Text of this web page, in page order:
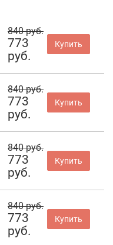
840 руб.
773
руб.
Купить
840 руб.
773
руб.
Купить
840 руб.
773
руб.
Купить
840 руб.
773
руб.
Купить